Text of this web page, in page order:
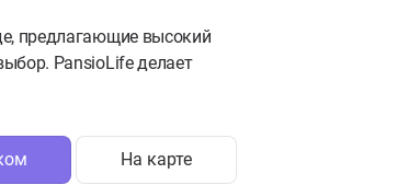
предлагающие высокий
PansioLife делает
На карте